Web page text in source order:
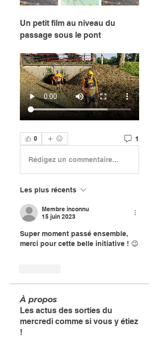
Un petit film au niveau du
passage sous le pont
0 1
Rédigez un commentaire...
Les plus récents
Membre inconnu
15 juin 2023
Super moment passé ensemble,
merci pour cette belle initiative ! 😉
À propos
Les actus des sorties du
mercredi comme si vous y étiez
!